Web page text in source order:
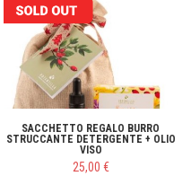
SACCHETTO REGALO BURRO
STRUCCANTE DETERGENTE + OLIO
VISO
25,00 €